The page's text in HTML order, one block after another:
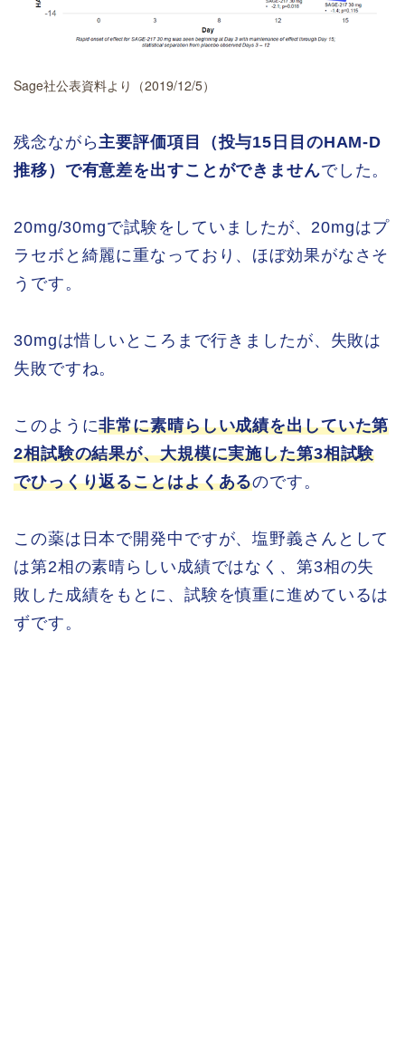
Sage社公表資料より（2019/12/5）
残念ながら 主要評価項目（投与15日目のHAM-D
推移）で有意差を出すことができませんでした。
20mg/30mgで試験をしていましたが、20mgはプ
ラセボと綺麗に重なっており、ほぼ効果がなさそ
うです。
30mgは惜しいところまで行きましたが、失敗は
失敗ですね。
このように非常に素晴らしい成績を出していた第
2相試験の結果が、大規模に実施した第3相試験
でひっくり返ることはよくあるのです。
この薬は日本で開発中ですが、塩野義さんとして
は第2相の素晴らしい成績ではなく、第3相の失
敗した成績をもとに、試験を慎重に進めているは
ずです。